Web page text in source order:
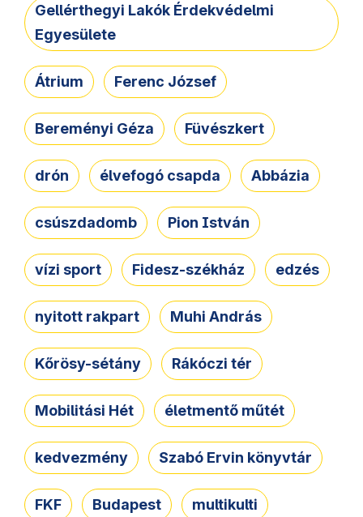
Gellérthegyi Lakók Érdekvédelmi
Egyesülete
Átrium Ferenc József
Bereményi Géza Füvészkert
drón élvefogó csapda Abbázia
csúszdadomb Pion István
vízi sport Fidesz-székház edzés
nyitott rakpart Muhi András
Kőrösy-sétány Rákóczi tér
Mobilitási Hét életmentő műtét
kedvezmény Szabó Ervin könyvtár
FKF Budapest multikulti